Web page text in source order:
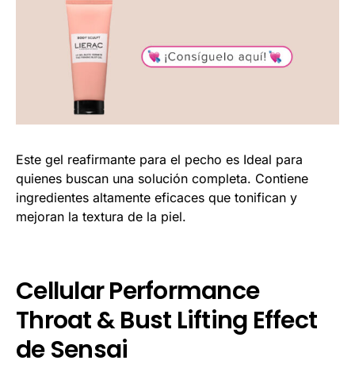
Este gel reafirmante para el pecho es Ideal para
quienes buscan una solución completa. Contiene
ingredientes altamente eficaces que tonifican y
mejoran la textura de la piel.
Cellular Performance
Throat & Bust Lifting Effect
de Sensai